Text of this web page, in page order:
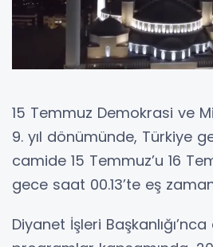
15 Temmuz Demokrasi ve
9. yıl dönümünde, Türkiye
camide 15 Temmuz’u 16
gece saat 00.13’te eş
Diyanet İşleri